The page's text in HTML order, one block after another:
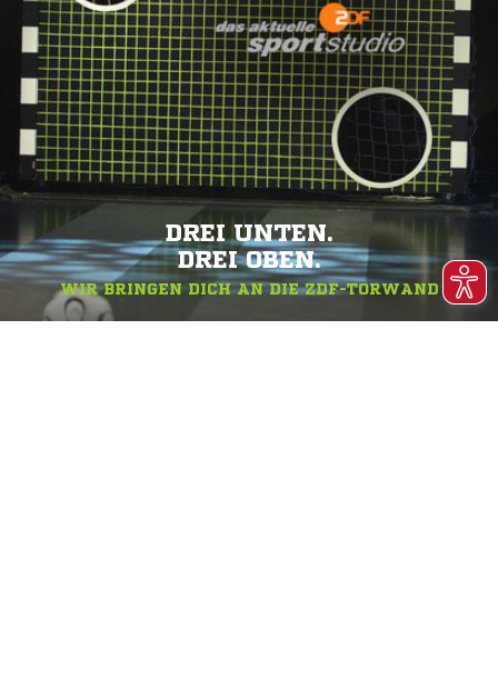
DREI UNTEN.
DREI OBEN.
WIR BRINGEN DICH AN DIE ZDF-TORWAND